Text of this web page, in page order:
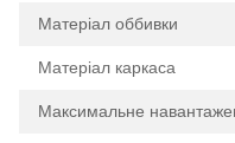
Матеріал оббивки
Матеріал каркаса
Максимальне